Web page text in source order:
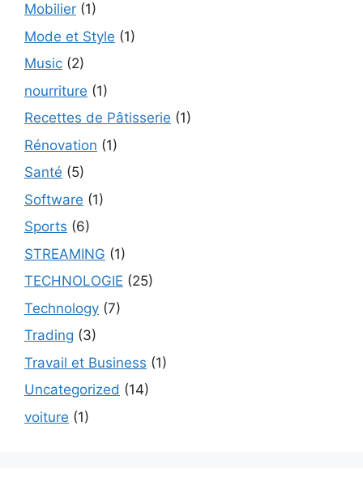
Mobilier (1)
Mode et Style (1)
Music (2)
nourriture (1)
Recettes de Pâtisserie (1)
Rénovation (1)
Santé (5)
Software (1)
Sports (6)
STREAMING (1)
TECHNOLOGIE (25)
Technology (7)
Trading (3)
Travail et Business (1)
Uncategorized (14)
voiture (1)